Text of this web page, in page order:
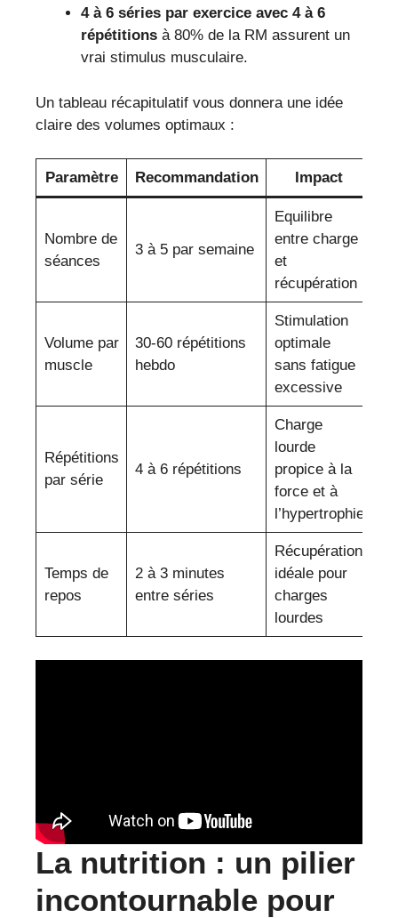
4 à 6 séries par exercice avec 4 à 6
répétitions à 80% de la RM assurent un
vrai stimulus musculaire.
Un tableau récapitulatif vous donnera une idée
claire des volumes optimaux :
Paramètre Recommandation Impact
Nombre de
séances
3 à 5 par semaine
Equilibre
entre charge
et
récupération
Volume par
muscle
30-60 répétitions
hebdo
Stimulation
optimale
sans fatigue
excessive
Répétitions
par série
4 à 6 répétitions
Charge
lourde
propice à la
force et à
l’hypertrophie
Temps de
repos
2 à 3 minutes
entre séries
Récupération
idéale pour
charges
lourdes
La nutrition : un pilier
incontournable pour